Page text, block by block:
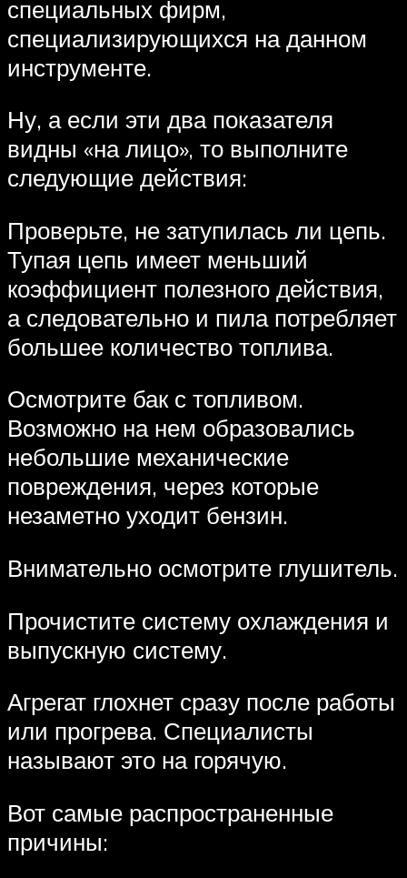
специальных фирм,
специализирующихся на данном
инструменте.
Ну, а если эти два показателя
видны «на лицо», то выполните
следующие действия:
Проверьте, не затупилась ли цепь.
Тупая цепь имеет меньший
коэффициент полезного действия,
а следовательно и пила потребляет
большее количество топлива.
Осмотрите бак с топливом.
Возможно на нем образовались
небольшие механические
повреждения, через которые
незаметно уходит бензин.
Внимательно осмотрите глушитель.
Прочистите систему охлаждения и
выпускную систему.
Агрегат глохнет сразу после работы
или прогрева. Специалисты
называют это на горячую.
Вот самые распространенные
причины: